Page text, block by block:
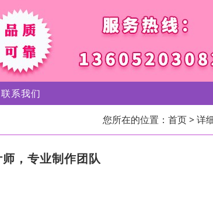
联系我们
您所在的位置： 首页> 详
，专业制作团队